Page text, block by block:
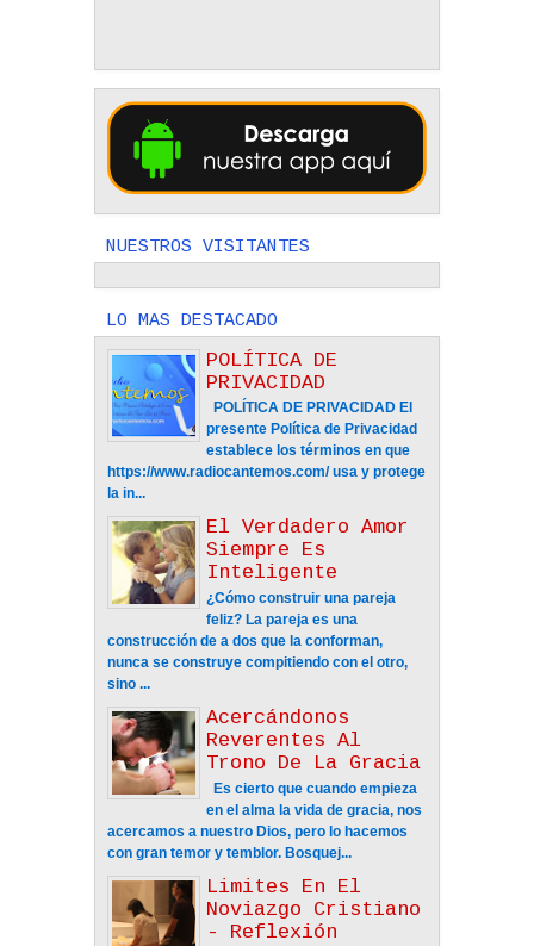
NUESTROS VISITANTES
LO MAS DESTACADO
POLÍTICA DE
PRIVACIDAD
POLÍTICA DE PRIVACIDAD El
presente Política de Privacidad
establece los términos en que
https://www.radiocantemos.com/ usa y protege
la in...
El Verdadero Amor
Siempre Es
Inteligente
¿Cómo construir una pareja
feliz? La pareja es una
construcción de a dos que la conforman,
nunca se construye compitiendo con el otro,
sino ...
Acercándonos
Reverentes Al
Trono De La Gracia
Es cierto que cuando empieza
en el alma la vida de gracia, nos
acercamos a nuestro Dios, pero lo hacemos
con gran temor y temblor. Bosquej...
Limites En El
Noviazgo Cristiano
- Reflexión